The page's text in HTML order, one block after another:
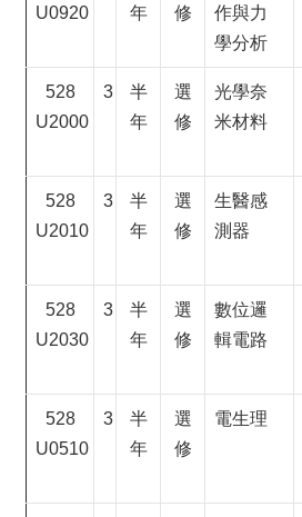
U0920
年
修
作與力
學分析
528
U2000
3
半
年
選
修
光學奈
米材料
528
U2010
3
半
年
選
修
生醫感
測器
528
U2030
3
半
年
選
修
數位邏
輯電路
528
U0510
3
半
年
選
修
電生理